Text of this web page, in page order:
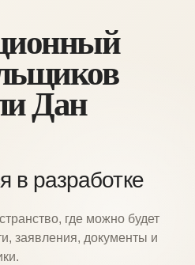
Дан
в разработке
где можно будет
заявления, документы и